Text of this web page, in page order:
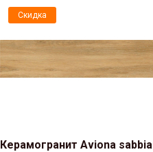
Скидка
Керамогранит Aviona sabbia